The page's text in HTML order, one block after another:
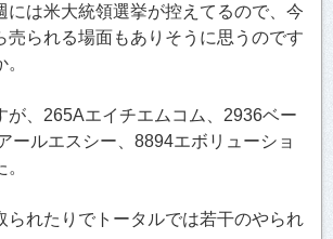
には米大統領選挙が控えてるので、今
売られる場面もありそうに思うのです
が、265Aエイチエムコム、2936ベー
ールエスシー、8894エボリューショ
られたりでトータルでは若干のやられ